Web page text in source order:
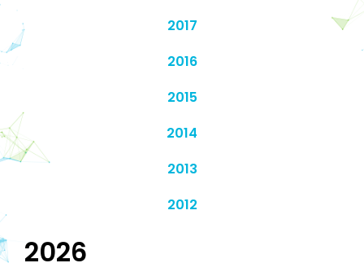
2017
2016
2015
2014
2013
2012
2026